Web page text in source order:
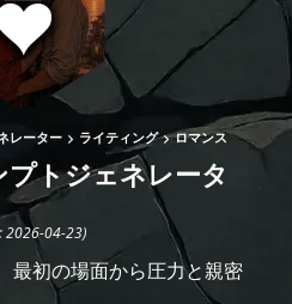
レーター ライティング ロマンス
トジェネレータ
2026-04-23)
最初の場面から圧力と親密